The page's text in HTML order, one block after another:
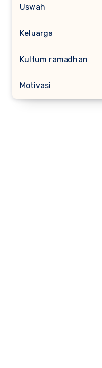
Uswah
Keluarga
Kultum ramadhan
Motivasi